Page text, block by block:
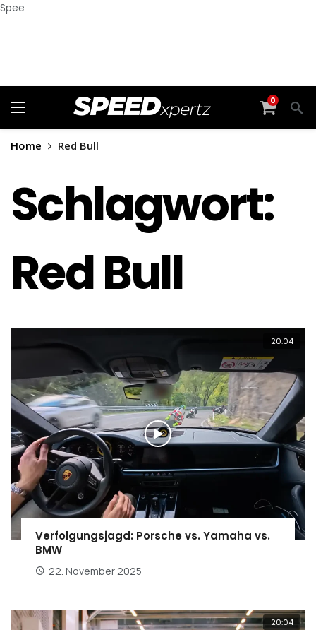
Spee
0
Home Red Bull
Schlagwort:
Red Bull
20:04
Verfolgungsjagd: Porsche vs. Yamaha vs.
BMW
22. November 2025
20:04